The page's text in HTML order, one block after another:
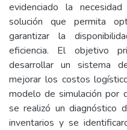
evidenciado la
solución que permita
garantizar la
eficiencia. El objetivo
desarrollar un sistema
mejorar los costos
modelo de simulación por
se realizó un diagnóstico
inventarios y se